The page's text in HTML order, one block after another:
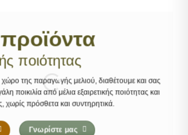
ποιότητας
της παραγωγής μελιού, διαθέτουμε και σας
ποικιλία από μέλια εξαιρετικής ποιότητας και
χωρίς πρόσθετα και συντηρητικά.
Γνωρίστε μας